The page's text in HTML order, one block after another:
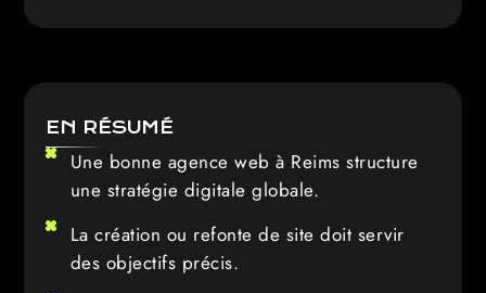
EN RÉSUMÉ
Une bonne agence web à Reims structure
une stratégie digitale globale.
La création ou refonte de site doit servir
des objectifs précis.